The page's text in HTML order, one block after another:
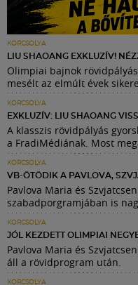
KORCSOLYA
LIU SHAOANG EXKLUZÍV!
Olimpiai bajnok
mesélt az elmúlt évek
KORCSOLYA
EXKLUZÍV: LIU SHAOANG
A klasszis rövidpályás
a FradiMédiának. Most
KORCSOLYA
VB-ÖTÖDIK A PAVLOVA,
Pavlova Maria és
szabadporgramjában is
KORCSOLYA
JÓL KEZDETT OLIMPIAI
Pavlova Maria és
áll a rövidprogram után.
KORCSOLYA